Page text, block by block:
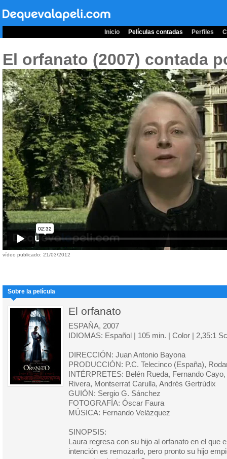
Inicio Películas contadas Perfiles
El orfanato (2007) contada
vídeo publicado: 21/03/2012
Sobre la película
El orfanato
ESPAÑA, 2007
IDIOMAS: Español | 105 min. | Color | 2,35:1
DIRECCIÓN: Juan Antonio Bayona
PRODUCCIÓN: P.C. Telecinco (España),
INTÉRPRETES: Belén Rueda, Fernando
Rivera, Montserrat Carulla, Andrés Gertrúdix
GUIÓN: Sergio G. Sánchez
FOTOGRAFÍA: Óscar Faura
MÚSICA: Fernando Velázquez
SINOPSIS:
Laura regresa con su hijo al orfanato en el que
intención es remozarlo, pero pronto su hijo